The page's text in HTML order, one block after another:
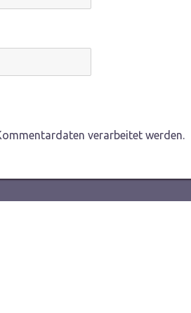
verarbeitet werden.